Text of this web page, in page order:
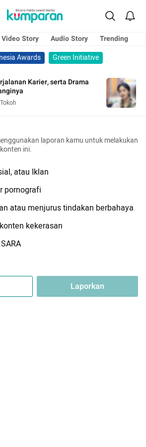
Video Story Audio Story
Trending
Awards
Green Initiative
Karier, serta Drama
laporan kamu untuk melakukan
ini.
atau Iklan
pornografi
atau menjurus tindakan berbahaya
kekerasan
Laporkan